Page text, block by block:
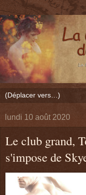
lundi 10 août 2020
Le club grand,
s'impose de